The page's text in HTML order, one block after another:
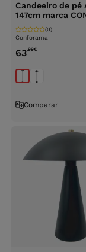
Candeeiro de pé
147cm marca
Conforama
(0)
63,99€
Comparar